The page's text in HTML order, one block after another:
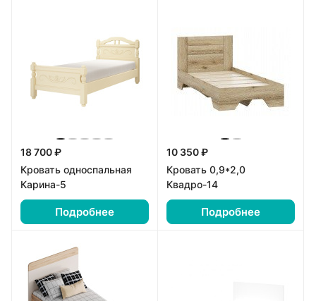
18 700 ₽
Кровать односпальная
Карина-5
Подробнее
10 350 ₽
Кровать 0,9*2,0
Квадро-14
Подробнее